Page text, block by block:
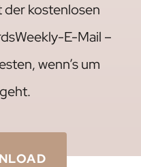
kostenlosen
E-Mail –
wenn’s um